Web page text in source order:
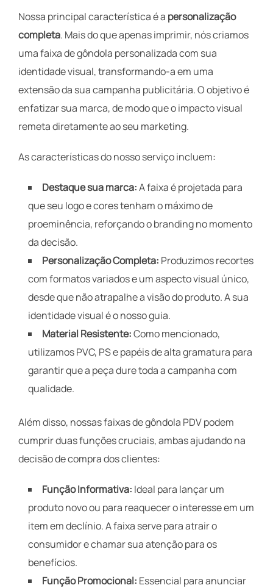
Nossa principal característica é a personalização
completa. Mais do que apenas imprimir, nós criamos
uma faixa de gôndola personalizada com sua
identidade visual, transformando-a em uma
extensão da sua campanha publicitária. O objetivo é
enfatizar sua marca, de modo que o impacto visual
remeta diretamente ao seu marketing.
As características do nosso serviço incluem:
Destaque sua marca:A faixa é projetada para
que seu logo e cores tenham o máximo de
proeminência, reforçando o branding no momento
da decisão.
Personalização Completa: Produzimos recortes
com formatos variados e um aspecto visual único,
desde que não atrapalhe a visão do produto. A sua
identidade visual é o nosso guia.
Material Resistente:Como mencionado,
utilizamos PVC, PS e papéis de alta gramatura para
garantir que a peça dure toda a campanha com
qualidade.
Além disso, nossas faixas de gôndola PDV podem
cumprir duas funções cruciais, ambas ajudando na
decisão de compra dos clientes:
Função Informativa: Ideal para lançar um
produto novo ou para reaquecer o interesse em um
item em declínio. A faixa serve para atrair o
consumidor e chamar sua atenção para os
benefícios.
Função Promocional: Essencial para anunciar